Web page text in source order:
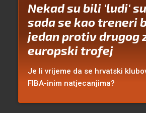
Nekad su bili 'ludi'
sada se kao treneri
jedan protiv drugog
europski trofej
Je li vrijeme da se hrvatski
FIBA-inim natjecanjima?